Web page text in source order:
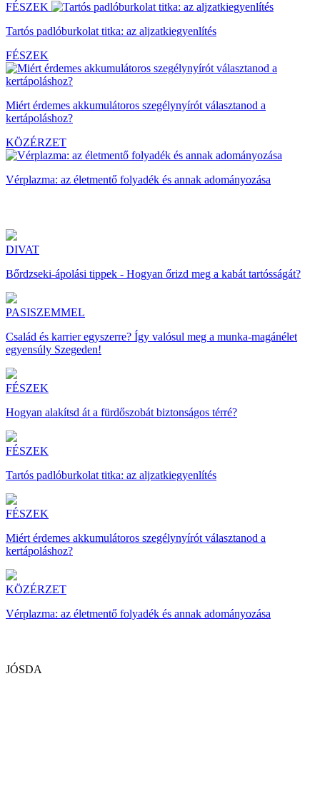
FÉSZEK
Tartós padlóburkolat titka: az aljzatkiegyenlítés
FÉSZEK
Miért érdemes akkumulátoros szegélynyírót választanod a
kertápoláshoz?
KÖZÉRZET
Vérplazma: az életmentő folyadék és annak adományozása
DIVAT
Bőrdzseki-ápolási tippek - Hogyan őrizd meg a kabát tartósságát?
PASISZEMMEL
Család és karrier egyszerre? Így valósul meg a munka-magánélet
egyensúly Szegeden!
FÉSZEK
Hogyan alakítsd át a fürdőszobát biztonságos térré?
FÉSZEK
Tartós padlóburkolat titka: az aljzatkiegyenlítés
FÉSZEK
Miért érdemes akkumulátoros szegélynyírót választanod a
kertápoláshoz?
KÖZÉRZET
Vérplazma: az életmentő folyadék és annak adományozása
JÓSDA